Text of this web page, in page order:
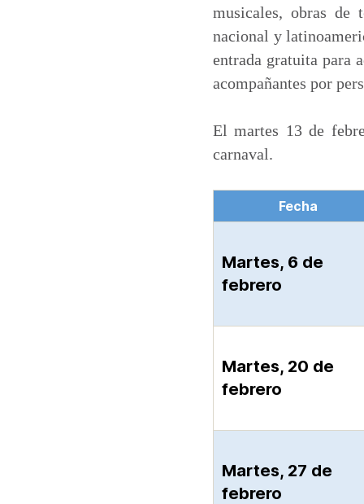
musicales, obras de
nacional y
entrada gratuita para
acompañantes por
El martes 13 de
carnaval.
Fecha
Martes, 6 de
febrero
Martes, 20 de
febrero
Martes, 27 de
febrero